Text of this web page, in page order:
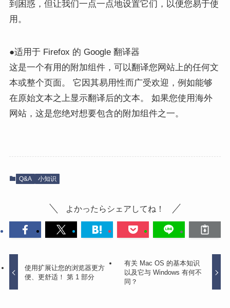
到困惑，但让我们一点一点地设置它们，以便您易于使
用。
●适用于 Firefox 的 Google 翻译器
这是一个有用的附加组件，可以翻译您网站上的任何文
本或整个页面。 它因其易用性而广受欢迎，例如能够
在原始文本之上显示翻译后的文本。 如果您使用海外
网站，这是您绝对想要包含的附加组件之一。
Q&A 小知识
よかったらシェアしてね！
使用扩展让您的浏览器更方
便、更舒适！ 第 1 部分
有关 Mac OS 的基本知识
以及它与 Windows 有何不
同？